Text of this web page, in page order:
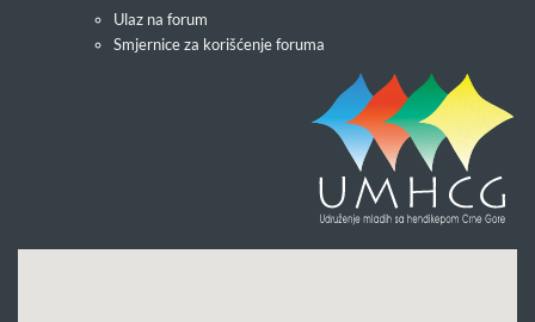
Ulaz na forum
Smjernice za korišćenje foruma